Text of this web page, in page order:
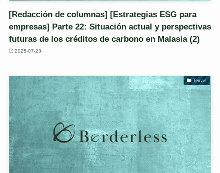
[Redacción de columnas] [Estrategias ESG para
empresas] Parte 22: Situación actual y perspectivas
futuras de los créditos de carbono en Malasia (2)
2025-07-23
Temas